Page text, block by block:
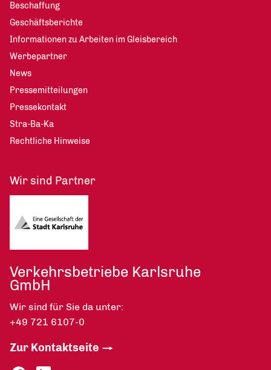
Beschaffung
Geschäftsberichte
Informationen zu Arbeiten im Gleisbereich
Werbepartner
News
Pressemitteilungen
Pressekontakt
Stra-Ba-Ka
Rechtliche Hinweise
Wir sind Partner
Verkehrsbetriebe Karlsruhe
GmbH
Wir sind für Sie da unter:
+49 721 6107-0
Zur Kontaktseite